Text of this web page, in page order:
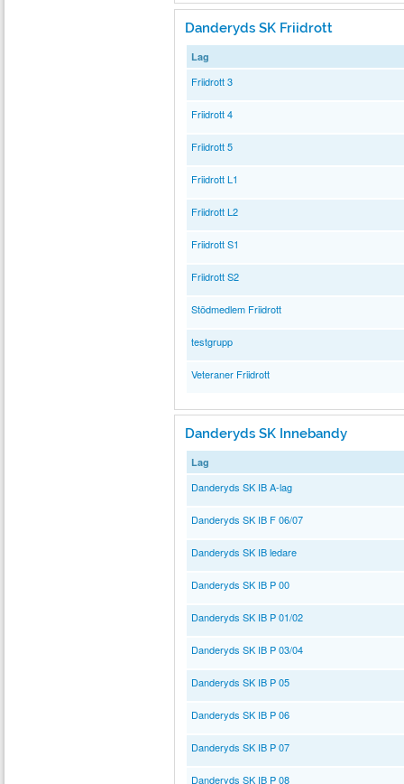
Danderyds SK Friidrott
Lag
Friidrott 3
Friidrott 4
Friidrott 5
Friidrott L1
Friidrott L2
Friidrott S1
Friidrott S2
Stödmedlem Friidrott
testgrupp
Veteraner Friidrott
Danderyds SK Innebandy
Lag
Danderyds SK IB A-lag
Danderyds SK IB F 06/07
Danderyds SK IB ledare
Danderyds SK IB P 00
Danderyds SK IB P 01/02
Danderyds SK IB P 03/04
Danderyds SK IB P 05
Danderyds SK IB P 06
Danderyds SK IB P 07
Danderyds SK IB P 08